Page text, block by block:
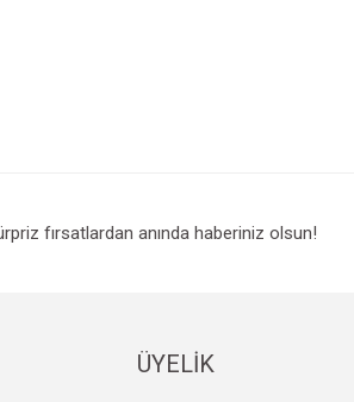
fırsatlardan anında haberiniz olsun!
ÜYELİK